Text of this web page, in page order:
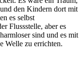
den Kindern dort mit
es selbst
Flussstelle, aber es
sind und es mit
Welle zu errichten.